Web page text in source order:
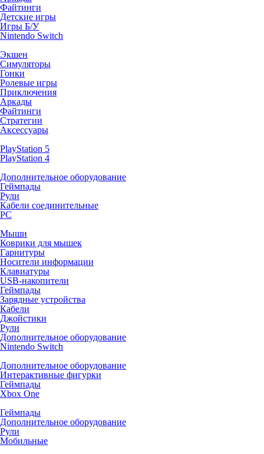
Файтинги
Детские игры
Игры Б/У
Nintendo Switch
Экшен
Симуляторы
Гонки
Ролевые игры
Приключения
Аркады
Файтинги
Стратегии
Аксессуары
PlayStation 5
PlayStation 4
Дополнительное оборудование
Геймпады
Рули
Кабели соединительные
PC
Мыши
Коврики для мышек
Гарнитуры
Носители информации
Клавиатуры
USB-накопители
Геймпады
Зарядные устройства
Кабели
Джойстики
Рули
Дополнительное оборудование
Nintendo Switch
Дополнительное оборудование
Интерактивные фигурки
Геймпады
Xbox One
Геймпады
Дополнительное оборудование
Рули
Мобильные